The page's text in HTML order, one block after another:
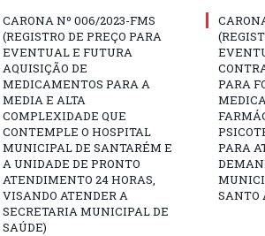
CARONA Nº 006/2023-FMS
(REGISTRO DE PREÇO PARA
EVENTUAL E FUTURA
AQUISIÇÃO DE
MEDICAMENTOS PARA A
MEDIA E ALTA
COMPLEXIDADE QUE
CONTEMPLE O HOSPITAL
MUNICIPAL DE SANTARÉM E
A UNIDADE DE PRONTO
ATENDIMENTO 24 HORAS,
VISANDO ATENDER A
SECRETARIA MUNICIPAL DE
SAÚDE)
PARA
PARA
SANTO